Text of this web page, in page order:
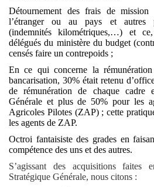
Détournement des frais de
l’étranger ou au pays et autres
(indemnités kilométriques,…) et
délégués du ministère du budget
censés faire un contrepoids ;
En ce qui concerne la
bancarisation, 30% était retenu
de rémunération de chaque
Générale et plus de 50% pour les
Agricoles Pilotes (ZAP) ; cette
les agents de ZAP.
Octroi fantaisiste des grades en
compétence des uns et des autres.
S’agissant des acquisitions
Stratégique Générale, nous citons :